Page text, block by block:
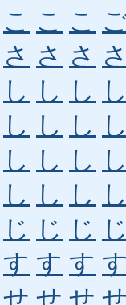
こ こ こ
さ さ さ
し し し
し し し
し し し
し し し
じ じ じ
す す す
せ せ せ